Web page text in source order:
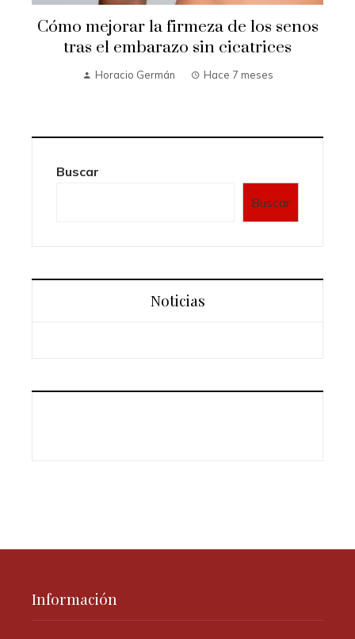
Cómo mejorar la firmeza de los senos
tras el embarazo sin cicatrices
Horacio Germán Hace 7 meses
Buscar
Buscar
Noticias
Información